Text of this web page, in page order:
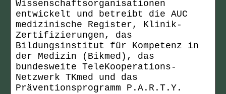
Wissenschaftsorganisationen
entwickelt und betreibt die AUC
medizinische Register, Klinik-
Zertifizierungen, das
Bildungsinstitut für Kompetenz in
der Medizin (Bikmed), das
bundesweite TeleKooperations-
Netzwerk TKmed und das
Präventionsprogramm P.A.R.T.Y.